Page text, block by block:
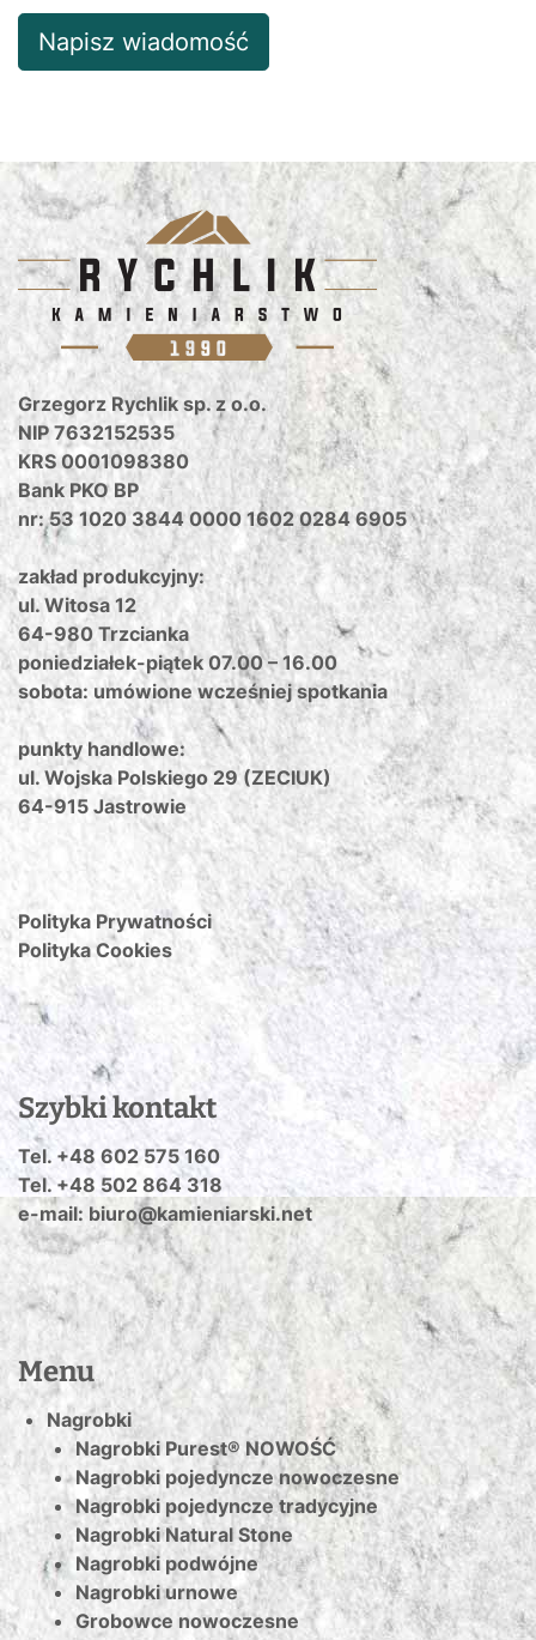
Napisz wiadomość
Grzegorz Rychlik sp. z o.o.
NIP 7632152535
KRS 0001098380
Bank PKO BP
nr: 53 1020 3844 0000 1602 0284 6905
zakład produkcyjny:
ul. Witosa 12
64-980 Trzcianka
poniedziałek-piątek 07.00 – 16.00
sobota: umówione wcześniej spotkania
punkty handlowe:
ul. Wojska Polskiego 29 (ZECIUK)
64-915 Jastrowie
Polityka Prywatności
Polityka Cookies
Szybki kontakt
Tel. +48 602 575 160
Tel. +48 502 864 318
e-mail: biuro@kamieniarski.net
Menu
Nagrobki
Nagrobki Purest® NOWOŚĆ
Nagrobki pojedyncze nowoczesne
Nagrobki pojedyncze tradycyjne
Nagrobki Natural Stone
Nagrobki podwójne
Nagrobki urnowe
Grobowce nowoczesne